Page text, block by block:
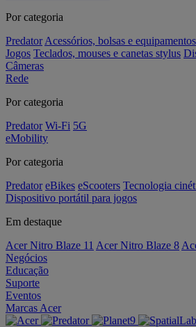
Por categoria
Predator Acessórios, bolsas e equipamentos
Jogos Teclados, mouses e canetas stylus
Câmeras
Rede
Por categoria
Predator Wi-Fi 5G
eMobility
Por categoria
Predator eBikes eScooters Tecnologia
Dispositivo portátil para jogos
Em destaque
Acer Nitro Blaze 11 Acer Nitro Blaze 8
Negócios
Educação
Suporte
Eventos
Marcas Acer